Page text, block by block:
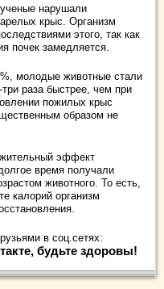
нарушали
крыс. Организм
этого, так как
почек замедляется.
молодые животные стали
раза быстрее, чем при
пожилых крыс
образом не
эффект
время получали
животного. То есть,
калорий организм
в соц.сетях:
будьте здоровы!